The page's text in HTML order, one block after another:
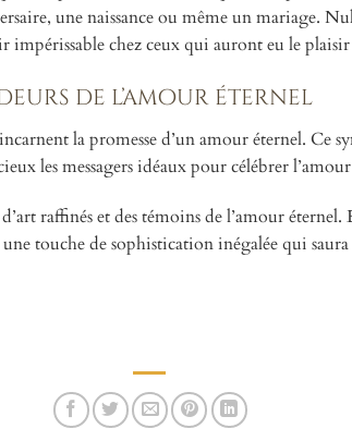
une naissance ou même un mariage.
impérissable chez ceux qui auront eu le
de l’amour éternel
la promesse d’un amour éternel. Ce
les messagers idéaux pour célébrer l’amour
raffinés et des témoins de l’amour
touche de sophistication inégalée qui